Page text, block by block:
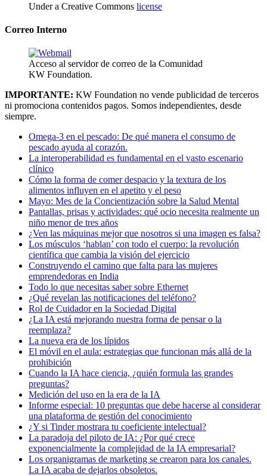
Under a Creative Commons license
Correo Interno
Acceso al servidor de correo de la Comunidad
KW Foundation.
IMPORTANTE: KW Foundation no vende publicidad de terceros
ni promociona contenidos pagos. Somos independientes, desde
siempre.
Omega-3 en el pescado: De qué manera el consumo de
pescado ayuda al corazón.
La interoperabilidad es fundamental en el vasto escenario
clínico
Cómo la forma de comer despacio y la textura de los
alimentos influyen en el apetito y el peso
Mayo: Mes de la Concientización sobre la Salud Mental
Pantallas, prisas y actividades: qué ocio necesita realmente un
niño menor de tres años
¿Ven las máquinas mejor que nosotros si una imagen es falsa?
Los músculos ‘hablan’ con todo el cuerpo: la revolución
científica que cambia la visión del ejercicio
Construyendo el camino que falta para las mujeres
emprendedoras en India
Todo lo que necesitas saber sobre Ethernet
¿Qué revelan las notificaciones del teléfono?
Rol de Cuidador en la Sociedad Digital
¿La IA está mejorando nuestra forma de pensar o la
reemplaza?
La nueva era de los lípidos
El móvil en el aula: estrategias que funcionan más allá de la
prohibición
Cuando la IA hace ciencia, ¿quién formula las grandes
preguntas?
Medición del uso en la era de la IA
Informe especial: 10 preguntas que debe hacerse al considerar
una plataforma de gestión del conocimiento
¿Y si Tinder mostrara tu coeficiente intelectual?
La paradoja del piloto de IA: ¿Por qué crece
exponencialmente la complejidad de la IA empresarial?
Los organigramas de marketing se crearon para los canales.
La IA acaba de dejarlos obsoletos.